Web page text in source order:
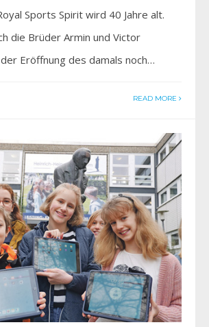
Sports Spirit wird 40 Jahre alt.
die Brüder Armin und Victor
Eröffnung des damals noch…
READ MORE